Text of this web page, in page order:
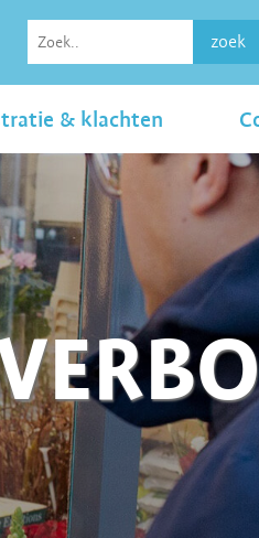
zoek
& klachten